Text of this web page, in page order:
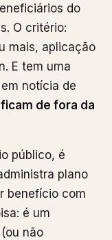
do
O critério:
mais, aplicação
E tem uma
notícia de
de fora da
público, é
plano
benefício com
é um
não